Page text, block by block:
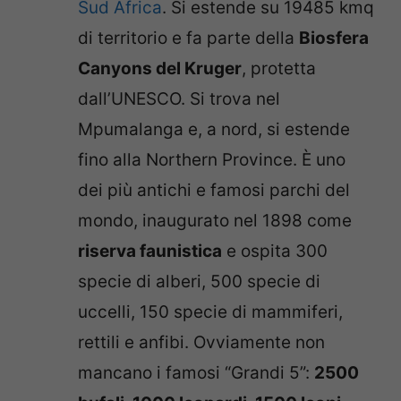
Sud Africa. Si estende su 19485 kmq
di territorio e fa parte della Biosfera
Canyons del Kruger, protetta
dall’UNESCO. Si trova nel
Mpumalanga e, a nord, si estende
fino alla Northern Province. È uno
dei più antichi e famosi parchi del
mondo, inaugurato nel 1898 come
riserva faunistica e ospita 300
specie di alberi, 500 specie di
uccelli, 150 specie di mammiferi,
rettili e anfibi. Ovviamente non
mancano i famosi “Grandi 5”: 2500